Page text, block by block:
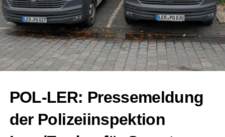
POL-LER: Pres­se­mel­dung
der Poli­zei­in­spek­ti­on